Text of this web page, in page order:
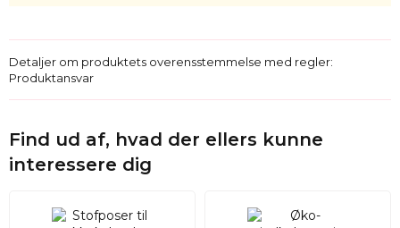
Detaljer om produktets overensstemmelse med regler:
Produktansvar
Find ud af, hvad der ellers kunne
interessere dig